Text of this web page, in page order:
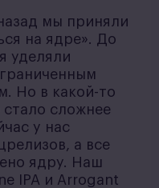
мы приняли
на ядре». До
уделяли
Но в какой-то
сложнее
у нас
а все
ядру. Наш
IPA и Arrogant